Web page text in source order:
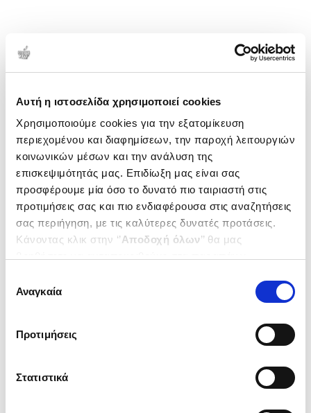
Αυτή η ιστοσελίδα χρησιμοποιεί cookies
Χρησιμοποιούμε cookies για την εξατομίκευση
περιεχομένου και διαφημίσεων, την παροχή λειτουργιών
κοινωνικών μέσων και την ανάλυση της
επισκεψιμότητάς μας. Επιδίωξη μας είναι σας
προσφέρουμε μία όσο το δυνατό πιο ταιριαστή στις
προτιμήσεις σας και πιο ενδιαφέρουσα στις αναζητήσεις
σας περιήγηση, με τις καλύτερες δυνατές προτάσεις.
Κάνοντας κλικ στην ‘’Αποδοχή όλων’’ θα μας
ενδιαφέρουν και να επιλέξετε από τα παρακάτω με την
΄΄και να ενημερωθείτε σχετικά με
συγκατάθεσης
Αναγκαία
Προτιμήσεις
Στατιστικά